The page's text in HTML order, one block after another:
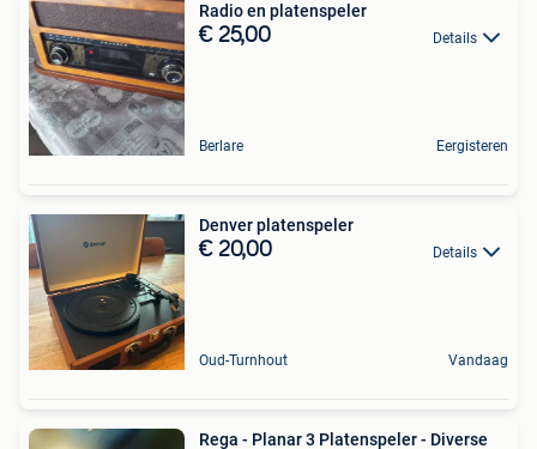
Radio en platenspeler
€ 25,00 Details
Berlare Eergisteren
Denver platenspeler
€ 20,00 Details
Oud-Turnhout Vandaag
Rega - Planar 3 Platenspeler - Diverse